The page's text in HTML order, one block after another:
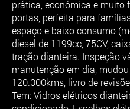
prática, económica e muito
portas, perfeita para
espaço e baixo consumo
diesel de 1199cc, 75CV,
tração dianteira. Inspeção
manutenção em dia,
120.000kms, livro de
Tem: Vidros elétricos